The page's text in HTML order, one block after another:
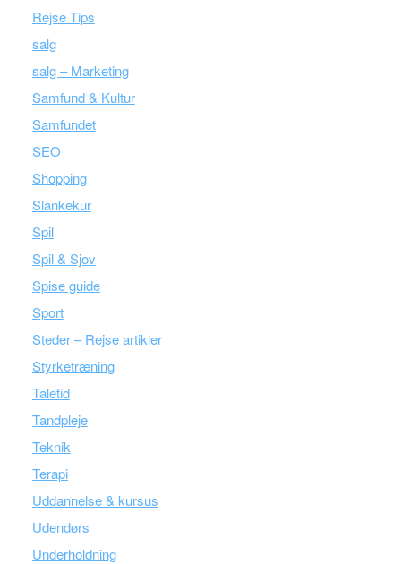
Rejse Tips
salg
salg – Marketing
Samfund & Kultur
Samfundet
SEO
Shopping
Slankekur
Spil
Spil & Sjov
Spise guide
Sport
Steder – Rejse artikler
Styrketræning
Taletid
Tandpleje
Teknik
Terapi
Uddannelse & kursus
Udendørs
Underholdning